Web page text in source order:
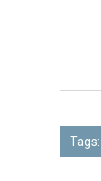
Tags: